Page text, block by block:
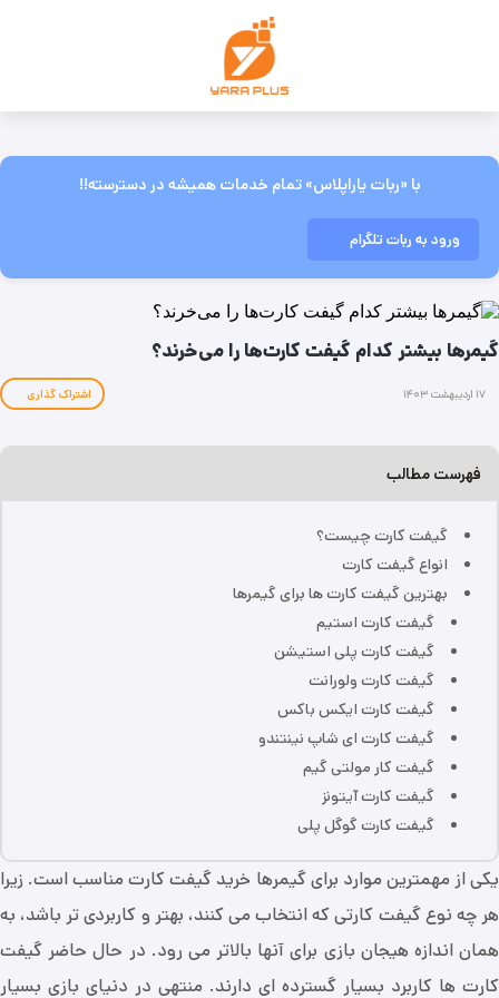
با «ربات یاراپلاس» تمام خدمات همیشه در دسترسته!!
ورود به ربات تلگرام
گیمرها بیشتر کدام گیفت کارت‌ها را می‌خرند؟
۱۷ اردیبهشت ۱۴۰۳ اشتراک گذاری
فهرست مطالب
گیفت کارت چیست؟
انواع گیفت کارت
بهترین گیفت کارت ها برای گیمرها
گیفت کارت استیم
گیفت کارت پلی استیشن
گیفت کارت ولورانت
گیفت کارت ایکس باکس
گیفت کارت ای شاپ نینتندو
گیفت کار مولتی گیم
گیفت کارت آیتونز
گیفت کارت گوگل پلی
یکی از مهمترین موارد برای گیمرها خرید گیفت کارت مناسب است. زیرا
هر چه نوع گیفت کارتی که انتخاب می کنند، بهتر و کاربردی تر باشد، به
همان اندازه هیجان بازی برای آنها بالاتر می رود. در حال حاضر گیفت
کارت ها کاربرد بسیار گسترده ای دارند. منتهی در دنیای بازی بسیار